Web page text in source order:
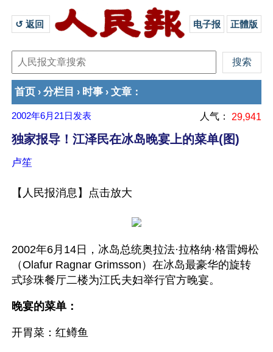
↺ 返回 电子报 正體版
首页 › 分栏目 › 时事 › 文章 ：
2002年6月21日 发表 人气： 29,941
独家报导！江泽民在冰岛晚宴上的菜单(图)
卢笙
【人民报消息】点击放大
2002年6月14日，冰岛总统奥拉法·拉格纳·格雷姆松
（Olafur Ragnar Grimsson）在冰岛最豪华的旋转
式珍珠餐厅二楼为江氏夫妇举行官方晚宴。
晚宴的菜单：
开胃菜：红鳟鱼